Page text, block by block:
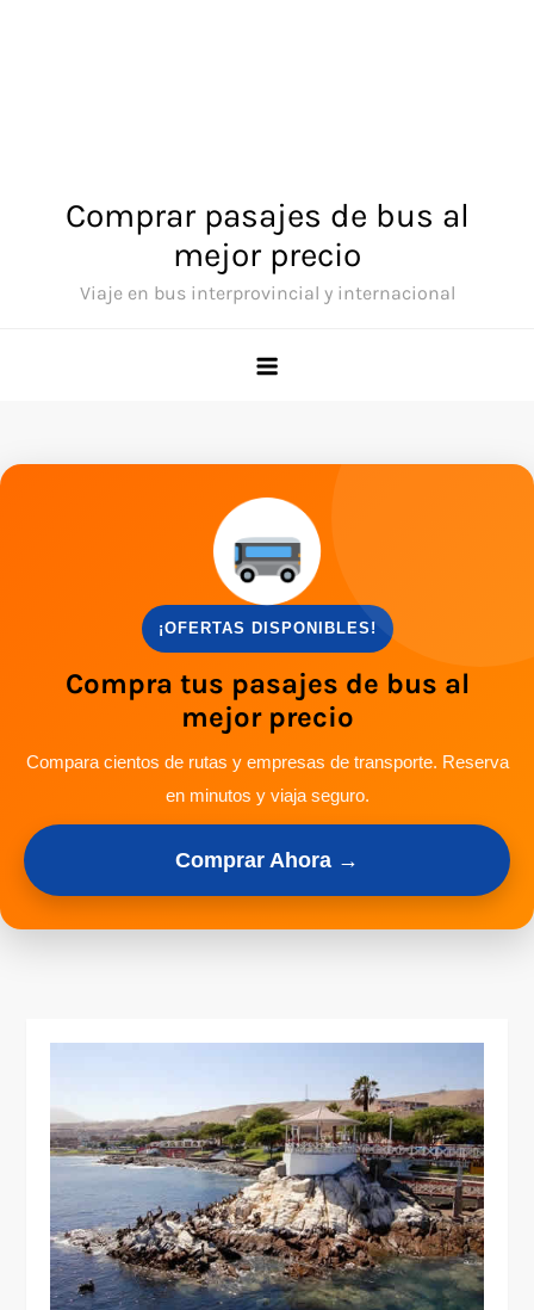
Comprar pasajes de bus al
mejor precio
Viaje en bus interprovincial y internacional
¡OFERTAS DISPONIBLES!
Compra tus pasajes de bus al
mejor precio
Compara cientos de rutas y empresas de transporte. Reserva
en minutos y viaja seguro.
Comprar Ahora →